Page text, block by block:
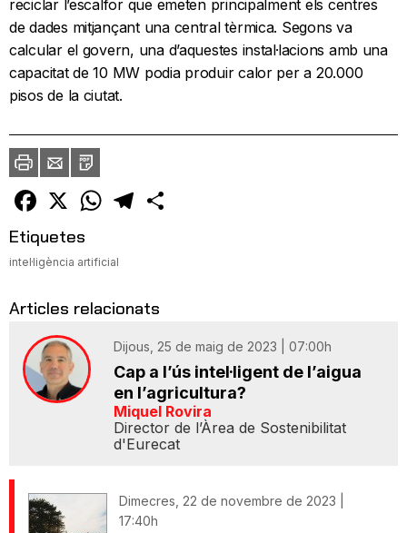
reciclar l’escalfor que emeten principalment els centres
de dades mitjançant una central tèrmica. Segons va
calcular el govern, una d’aquestes instal·lacions amb una
capacitat de 10 MW podia produir calor per a 20.000
pisos de la ciutat.
ImprimirEnvia
un
amic
PDF
Facebook
X WhatsAppTelegram
Etiquetes
intel·ligència artificial
Articles relacionats
Dijous, 25 de maig de 2023 | 07:00h
Cap a l’ús intel·ligent de l’aigua
en l’agricultura?
Miquel Rovira
Director de l’Àrea de Sostenibilitat
d'Eurecat
Dimecres, 22 de novembre de 2023 |
17:40h